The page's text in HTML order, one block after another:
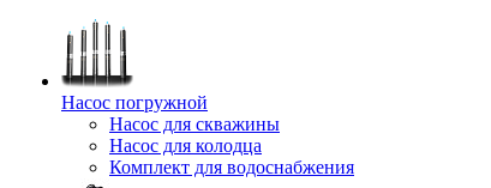
Насос погружной
Насос для скважины
Насос для колодца
Комплект для водоснабжения